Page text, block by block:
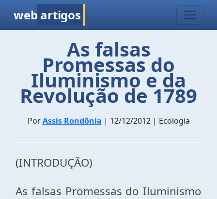
web artigos
As falsas
Promessas do
Iluminismo e da
Revolução de 1789
PorAssis Rondônia | 12/12/2012 | Ecologia
(INTRODUÇÃO)
As falsas Promessas do Iluminismo